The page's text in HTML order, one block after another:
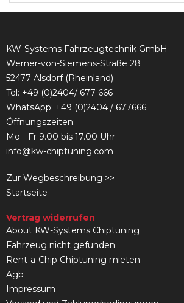
KW-Systems Fahrzeugtechnik GmbH
Werner-von-Siemens-Straße 28
52477 Alsdorf (Rheinland)
Tel: +49 (0)2404/ 677 666
WhatsApp: +49 (0)2404 / 677666
Öffnungszeiten:
Mo - Fr 9.00 bis 17.00 Uhr
info@kw-chiptuning.com
Zur Wegbeschreibung >>
Startseite
Vertrag widerrufen
About KW-Systems Chiptuning
Fahrzeug nicht gefunden
Rent-a-Chip Chiptuning mieten
Agb
Impressum